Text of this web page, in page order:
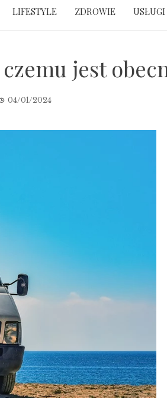
LIFESTYLE ZDROWIE USŁUGI
jest
04/01/2024